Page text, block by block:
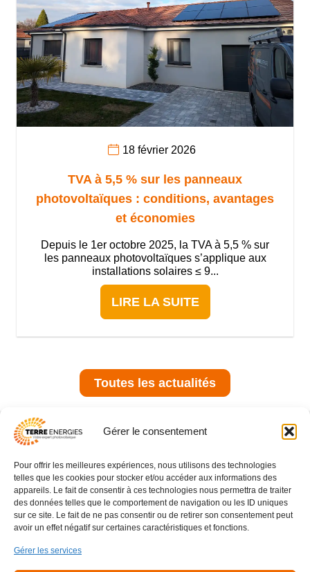
Gérer le consentement
Pour offrir les meilleures expériences, nous utilisons des technologies
telles que les cookies pour stocker et/ou accéder aux informations des
appareils. Le fait de consentir à ces technologies nous permettra de traiter
des données telles que le comportement de navigation ou les ID uniques
sur ce site. Le fait de ne pas consentir ou de retirer son consentement peut
avoir un effet négatif sur certaines caractéristiques et fonctions.
Gérer les services
18 février 2026
TVA à 5,5 % sur les panneaux
photovoltaïques : conditions, avantages
et économies
Depuis le 1er octobre 2025, la TVA à 5,5 % sur
les panneaux photovoltaïques s’applique aux
installations solaires ≤ 9...
LIRE LA SUITE
Toutes les actualités
ils nous ont fait confiance
03 83 16 42 93
contact@terreenergies.fr
16 B Allée des Bonnetons
54425 PULNOY
Lun - Ven : 08h - 12h / 13h30 - 17h